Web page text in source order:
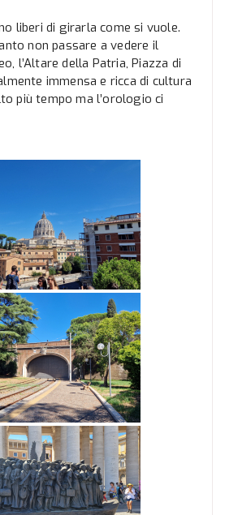
liberi di girarla come si vuole.
non passare a vedere il
l’Altare della Patria, Piazza di
immensa e ricca di cultura
più tempo ma l’orologio ci